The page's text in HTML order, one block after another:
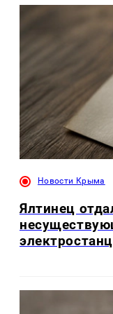
Новости Крыма
Ялтинец